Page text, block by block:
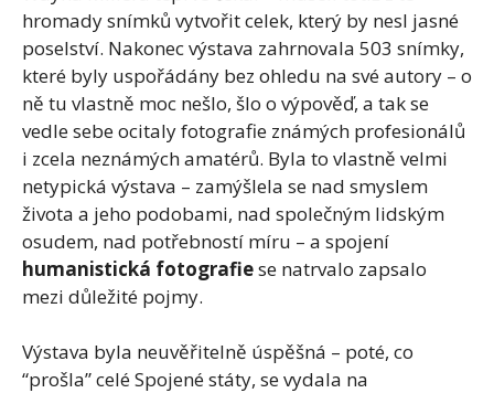
hromady snímků vytvořit celek, který by nesl jasné
poselství. Nakonec výstava zahrnovala 503 snímky,
které byly uspořádány bez ohledu na své autory – o
ně tu vlastně moc nešlo, šlo o výpověď, a tak se
vedle sebe ocitaly fotografie známých profesionálů
i zcela neznámých amatérů. Byla to vlastně velmi
netypická výstava – zamýšlela se nad smyslem
života a jeho podobami, nad společným lidským
osudem, nad potřebností míru – a spojení
humanistická fotografiese natrvalo zapsalo
mezi důležité pojmy.
Výstava byla neuvěřitelně úspěšná – poté, co
“prošla” celé Spojené státy, se vydala na